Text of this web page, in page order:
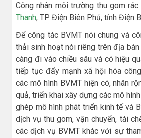
Công nhân môi trường thu gom rác
Thanh, TP. Điện Biên Phủ, tỉnh Điện
Để công tác BVMT nói chung và
thải sinh hoạt nói riêng trên địa
càng đi vào chiều sâu và có hiệu
tiếp tục đẩy mạnh xã hội hóa
các mô hình BVMT hiện có, nhân
quả, triển khai xây dựng các mô
ghép mô hình phát triển kinh tế và
dịch vụ thu gom, vận chuyển, tái
các dịch vụ BVMT khác với sự